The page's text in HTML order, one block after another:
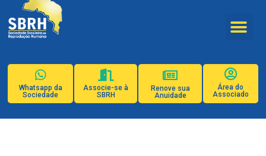
Whatsapp da
Sociedade
Associe-se à
SBRH
Renove sua
Anuidade
Área do
Associado